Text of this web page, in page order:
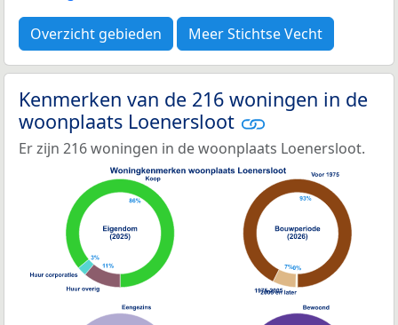
Overzicht gebieden Meer Stichtse Vecht
Kenmerken van de 216 woningen in de
woonplaats Loenersloot
Er zijn 216 woningen in de woonplaats Loenersloot.